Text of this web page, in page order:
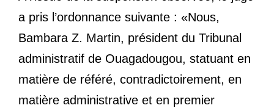
a pris l’ordonnance suivante : «Nous,
Bambara Z. Martin, président du Tribunal
administratif de Ouagadougou, statuant en
matière de référé, contradictoirement, en
matière administrative et en premier